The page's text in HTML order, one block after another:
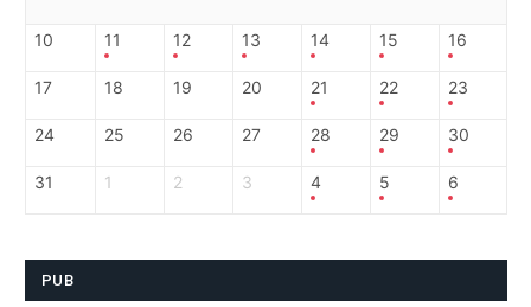
10 11 12 13 14 15 16
17 18 19 20 21 22 23
24 25 26 27 28 29 30
31 1 2 3 4 5 6
PUB